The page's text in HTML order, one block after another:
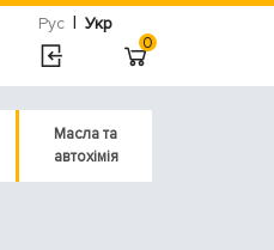
Рус | Укр
0
Масла та
автохімія